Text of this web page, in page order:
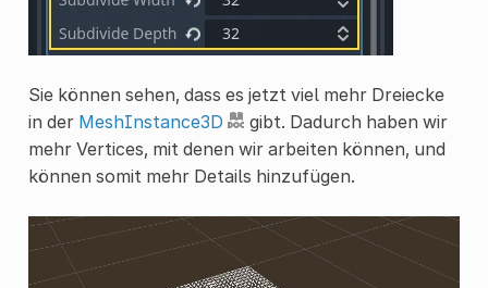
Sie können sehen, dass es jetzt viel mehr Dreiecke
in der MeshInstance3D
gibt. Dadurch haben wir
mehr Vertices, mit denen wir arbeiten können, und
können somit mehr Details hinzufügen.